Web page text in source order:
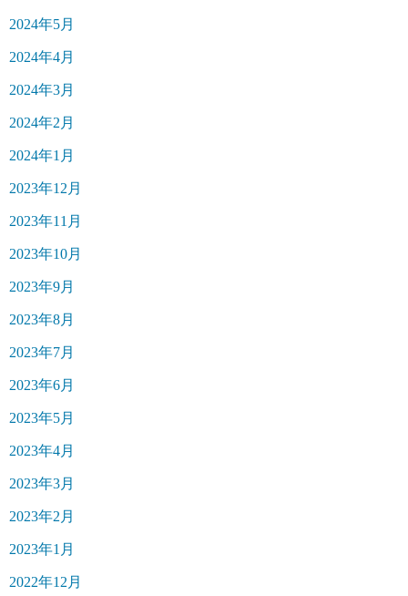
2024年5月
2024年4月
2024年3月
2024年2月
2024年1月
2023年12月
2023年11月
2023年10月
2023年9月
2023年8月
2023年7月
2023年6月
2023年5月
2023年4月
2023年3月
2023年2月
2023年1月
2022年12月